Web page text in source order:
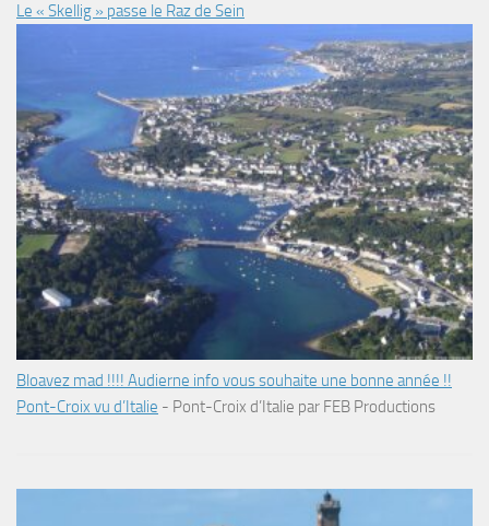
Le « Skellig » passe le Raz de Sein
Bloavez mad !!!! Audierne info vous souhaite une bonne année !!
Pont-Croix vu d’Italie - Pont-Croix d’Italie par FEB Productions